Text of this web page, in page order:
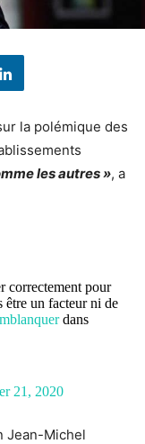
la polémique des
les autres », a
correctement pour
être un facteur ni de
dans
21, 2020
Jean-Michel